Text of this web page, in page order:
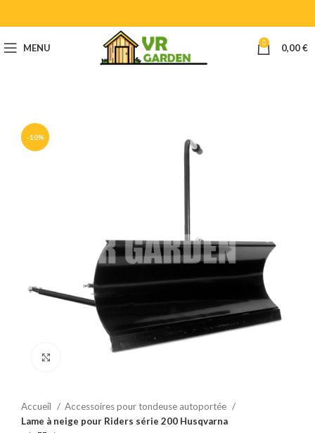
MENU 0 0,00€
-10%
Accueil
Accessoires pour tondeuse autoportée
Lame à neige pour Riders série 200 Husqvarna